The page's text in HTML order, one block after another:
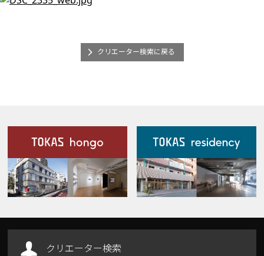
クリエーター検索に戻る
施設案内
Our Facilities
クリエーター検索